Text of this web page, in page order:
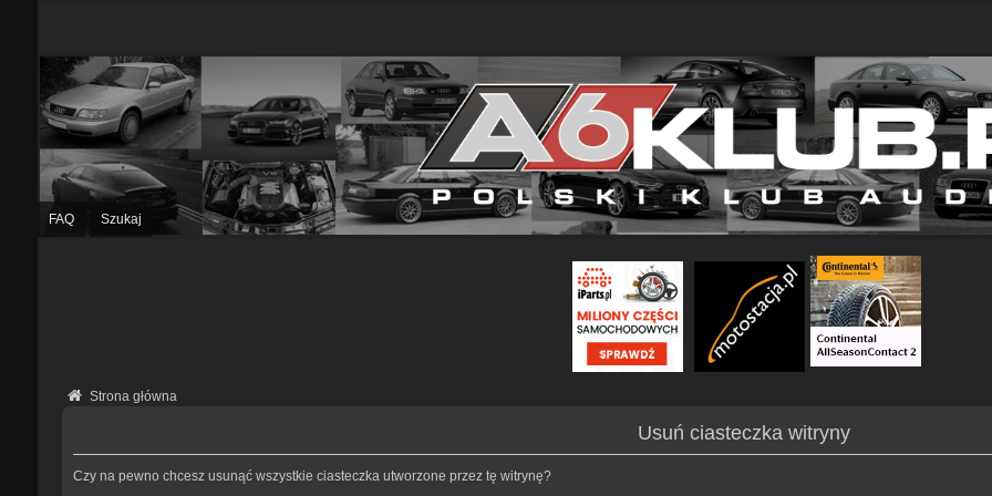
FAQ Szukaj
Strona główna
Usuń ciasteczka witryny
Czy na pewno chcesz usunąć wszystkie ciasteczka utworzone przez tę witrynę?